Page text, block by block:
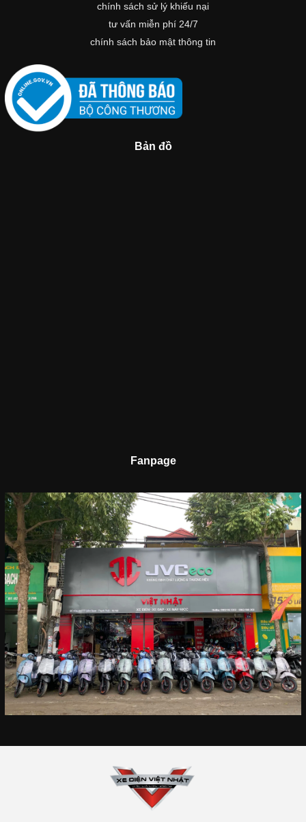
chính sách sử lý khiếu nại
tư vấn miễn phí 24/7
chính sách bảo mật thông tin
Bản đồ
Fanpage